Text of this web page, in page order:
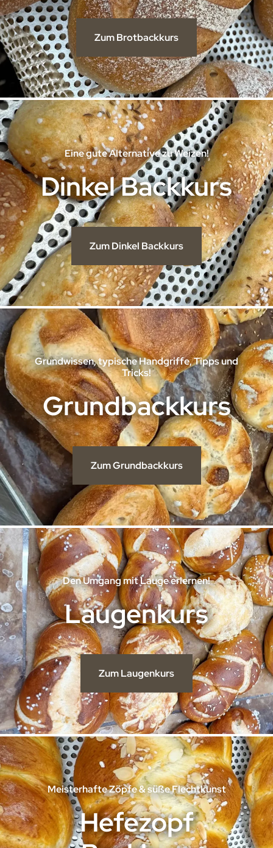
Zum Brotbackkurs
Eine gute Alternative zu Weizen!
Dinkel Backkurs
Zum Dinkel Backkurs
Grundwissen, typische Handgriffe, Tipps und
Tricks!
Grundbackkurs
Zum Grundbackkurs
Den Umgang mit Lauge erlernen!
Laugenkurs
Zum Laugenkurs
Meisterhafte Zöpfe & süße Flechtkunst
Hefezopf